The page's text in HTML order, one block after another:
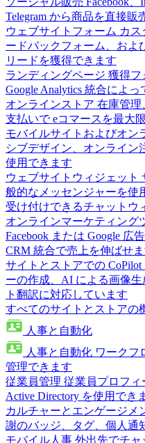
Telegram から商品を直接販
ウェブサイトフォーム カス
ードバックフォーム、およ
リードを獲得できます
ランディングページ 獲得フ
Google Analytics 統合によ
オンラインストア 在庫管理
支払いで eコマースを最大
モバイルサイトおよびオン
シブデザイン、オンライン
使用できます
ウェブサイトウィジェット
般的なメッセンジャーを使
受け付けできるチャットウ
オンラインマーケティング
Facebook または Google 広
CRM 統合で売上を伸ばせ
サイトとストアでの CoPilot
ーの作成、AI による画像
ト翻訳に対応しています
すべてのサイトとストアの
人事と自動化
人事と自動化 ワークフ
管理できます
従業員管理 従業員プロフィ
Active Directory を使用でき
カルチャーとエンゲージメ
謝のバッジ、タグ、個人通
モバイル人事 外出先でチャ